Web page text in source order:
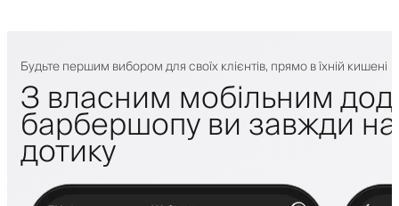
Будьте першим вибором для своїх клієнтів, прямо в їхній кишені
З власним мобільним
барбершопу ви завжди на
дотику